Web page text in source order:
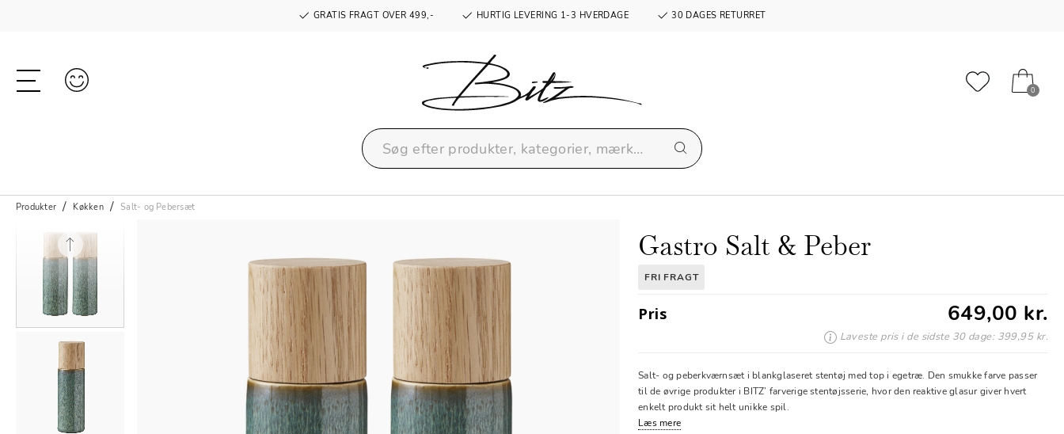
GRATIS FRAGT OVER 499,- HURTIG LEVERING 1-3 HVERDAGE 30 DAGES RETURRET
0
Produkter Køkken Salt- og Pebersæt
Gastro Salt & Peber
FRI FRAGT
Pris 649,00 kr.
Laveste pris i de sidste 30 dage: 399,95 kr.
Salt- og peberkværnsæt i blankglaseret stentøj med top i egetræ. Den smukke farve passer
til de øvrige produkter i BITZ’ farverige stentøjsserie, hvor den reaktive glasur giver hvert
enkelt produkt sit helt unikke spil.
Læs mere